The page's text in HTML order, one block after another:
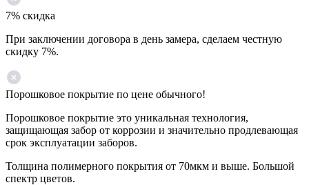
7% скидка
При заключении договора в день замера, сделаем честную
скидку 7%.
Порошковое покрытие по цене обычного!
Порошковое покрытие это уникальная технология,
защищающая забор от коррозии и значительно продлевающая
срок эксплуатации заборов.
Толщина полимерного покрытия от 70мкм и выше. Большой
спектр цветов.